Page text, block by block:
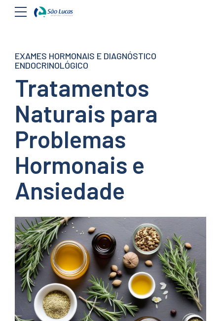
EXAMES HORMONAIS E DIAGNÓSTICO
ENDOCRINOLÓGICO
Tratamentos
Naturais para
Problemas
Hormonais e
Ansiedade